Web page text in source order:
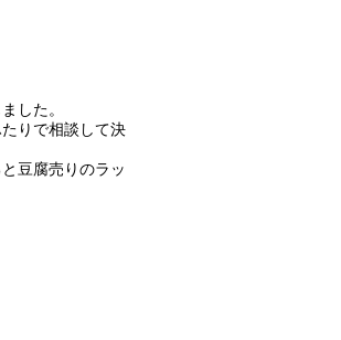
した。
りで相談して決
豆腐売りのラッ